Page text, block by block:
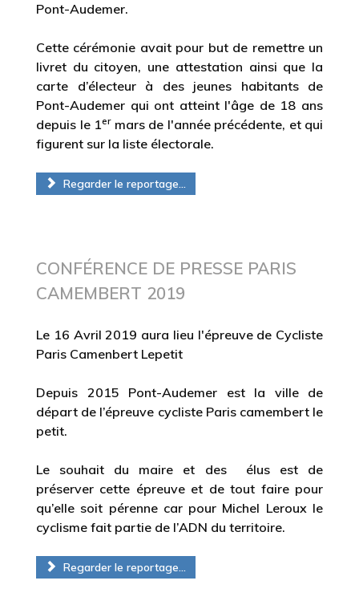
Pont-Audemer.
Cette cérémonie avait pour but de remettre un
livret du citoyen, une attestation ainsi que la
carte d’électeur à des jeunes habitants de
Pont-Audemer qui ont atteint l'âge de 18 ans
depuis le 1ermars de l'année précédente, et qui
figurent sur la liste électorale.
Regarder le reportage...
CONFÉRENCE DE PRESSE PARIS
CAMEMBERT 2019
Le 16 Avril 2019 aura lieu l'épreuve de Cycliste
Paris Camenbert Lepetit
Depuis 2015 Pont-Audemer est la ville de
départ de l’épreuve cycliste Paris camembert le
petit.
Le souhait du maire et des élus est de
préserver cette épreuve et de tout faire pour
qu’elle soit pérenne car pour Michel Leroux le
cyclisme fait partie de l’ADN du territoire.
Regarder le reportage...